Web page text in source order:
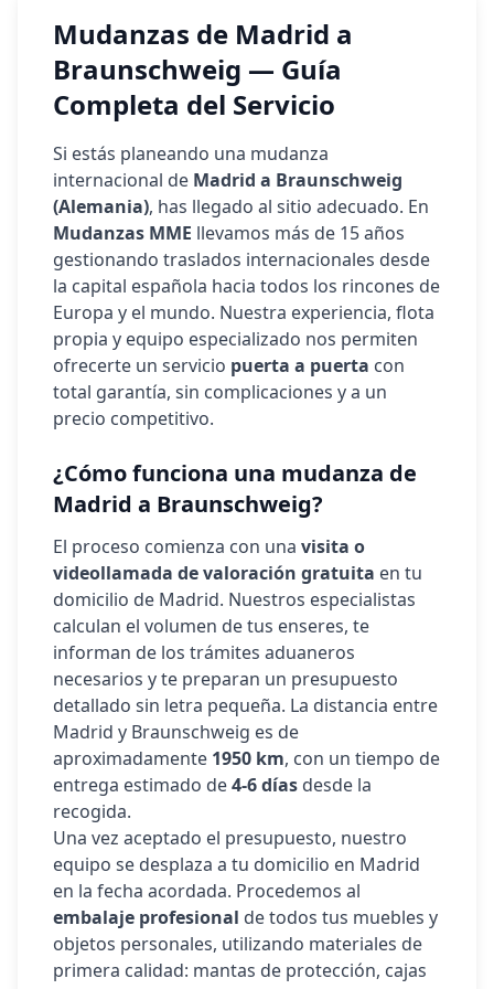
Mudanzas de Madrid a
Braunschweig — Guía
Completa del Servicio
Si estás planeando una mudanza
internacional de Madrid a Braunschweig
(Alemania), has llegado al sitio adecuado. En
Mudanzas MME llevamos más de 15 años
gestionando traslados internacionales desde
la capital española hacia todos los rincones de
Europa y el mundo. Nuestra experiencia, flota
propia y equipo especializado nos permiten
ofrecerte un servicio puerta a puerta con
total garantía, sin complicaciones y a un
precio competitivo.
¿Cómo funciona una mudanza de
Madrid a Braunschweig?
El proceso comienza con una visita o
videollamada de valoración gratuita en tu
domicilio de Madrid. Nuestros especialistas
calculan el volumen de tus enseres, te
informan de los trámites aduaneros
necesarios y te preparan un presupuesto
detallado sin letra pequeña. La distancia entre
Madrid y Braunschweig es de
aproximadamente 1950 km, con un tiempo de
entrega estimado de4-6 días desde la
recogida.
Una vez aceptado el presupuesto, nuestro
equipo se desplaza a tu domicilio en Madrid
en la fecha acordada. Procedemos al
embalaje profesional de todos tus muebles y
objetos personales, utilizando materiales de
primera calidad: mantas de protección, cajas